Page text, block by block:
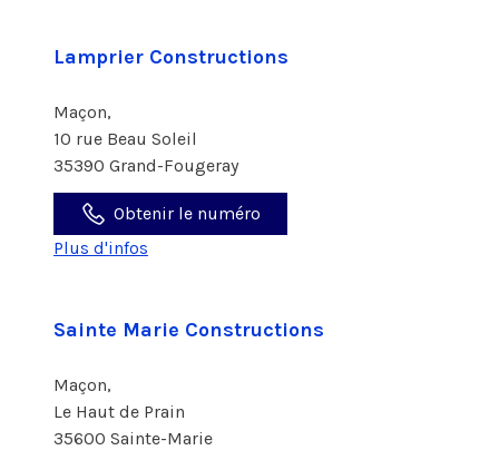
Lamprier Constructions
Maçon,
10 rue Beau Soleil
35390 Grand-Fougeray
Obtenir le numéro
Plus d'infos
Sainte Marie Constructions
Maçon,
Le Haut de Prain
35600 Sainte-Marie